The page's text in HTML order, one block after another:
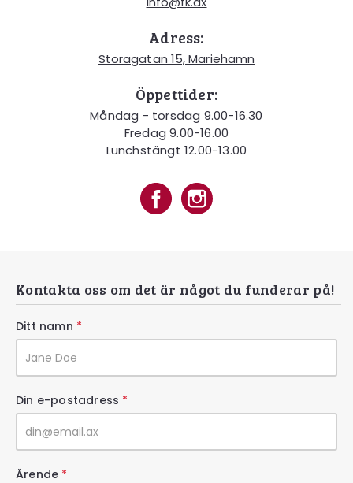
Adress:
Storagatan 15, Mariehamn
Öppettider:
Måndag - torsdag 9.00-16.30
Fredag 9.00-16.00
Lunchstängt 12.00-13.00
Kontakta oss om det är något du funderar på!
Ditt namn *
Din e-postadress *
Ärende *